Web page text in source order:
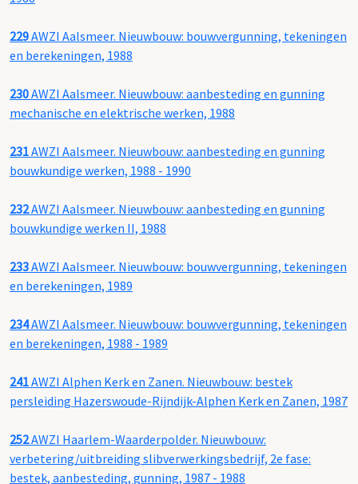
229AWZI Aalsmeer. Nieuwbouw: bouwvergunning, tekeningen
en berekeningen, 1988
230AWZI Aalsmeer. Nieuwbouw: aanbesteding en gunning
mechanische en elektrische werken, 1988
231AWZI Aalsmeer. Nieuwbouw: aanbesteding en gunning
bouwkundige werken, 1988 - 1990
232AWZI Aalsmeer. Nieuwbouw: aanbesteding en gunning
bouwkundige werken II, 1988
233AWZI Aalsmeer. Nieuwbouw: bouwvergunning, tekeningen
en berekeningen, 1989
234AWZI Aalsmeer. Nieuwbouw: bouwvergunning, tekeningen
en berekeningen, 1988 - 1989
241AWZI Alphen Kerk en Zanen. Nieuwbouw: bestek
persleiding Hazerswoude-Rijndijk-Alphen Kerk en Zanen, 1987
252AWZI Haarlem-Waarderpolder. Nieuwbouw:
verbetering/uitbreiding slibverwerkingsbedrijf, 2e fase:
bestek, aanbesteding, gunning, 1987 - 1988